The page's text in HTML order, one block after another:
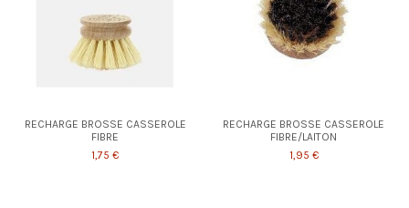
RECHARGE BROSSE CASSEROLE
FIBRE
1,75 €
RECHARGE BROSSE CASSEROLE
FIBRE/LAITON
1,95 €